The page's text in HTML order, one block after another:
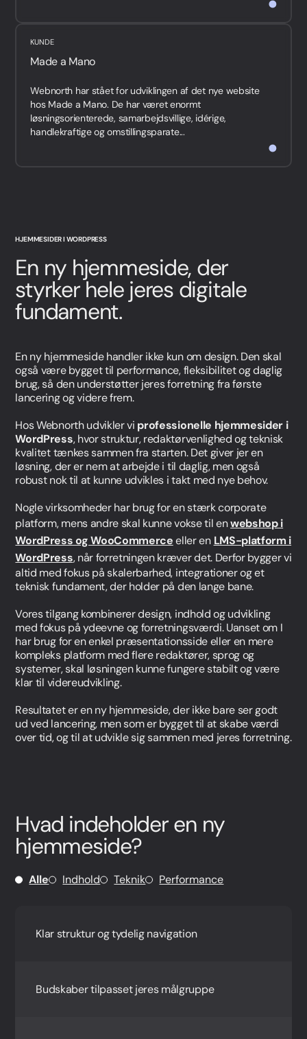
KUNDE
Made a Mano
Webnorth har stået for udviklingen af det nye website
hos Made a Mano. De har været enormt
løsningsorienterede, samarbejdsvillige, idérige,
handlekraftige og omstillingsparate...
HJEMMESIDER I WORDPRESS
En ny hjemmeside, der
styrker hele jeres digitale
fundament.
En ny hjemmeside handler ikke kun om design. Den skal
også være bygget til performance, fleksibilitet og daglig
brug, så den understøtter jeres forretning fra første
lancering og videre frem.
Hos Webnorth udvikler vi professionelle hjemmesider i
WordPress, hvor struktur, redaktørvenlighed og teknisk
kvalitet tænkes sammen fra starten. Det giver jer en
løsning, der er nem at arbejde i til daglig, men også
robust nok til at kunne udvikles i takt med nye behov.
Nogle virksomheder har brug for en stærk corporate
platform, mens andre skal kunne vokse til enwebshop i
WordPress og WooCommerceeller en LMS-platform i
WordPress, når forretningen kræver det. Derfor bygger vi
altid med fokus på skalerbarhed, integrationer og et
teknisk fundament, der holder på den lange bane.
Vores tilgang kombinerer design, indhold og udvikling
med fokus på ydeevne og forretningsværdi. Uanset om I
har brug for en enkel præsentationsside eller en mere
kompleks platform med flere redaktører, sprog og
systemer, skal løsningen kunne fungere stabilt og være
klar til videreudvikling.
Resultatet er en ny hjemmeside, der ikke bare ser godt
ud ved lancering, men som er bygget til at skabe værdi
over tid, og til at udvikle sig sammen med jeres forretning.
Hvad indeholder en ny
hjemmeside?
Alle Indhold Teknik Performance
Klar struktur og tydelig navigation
Budskaber tilpasset jeres målgruppe